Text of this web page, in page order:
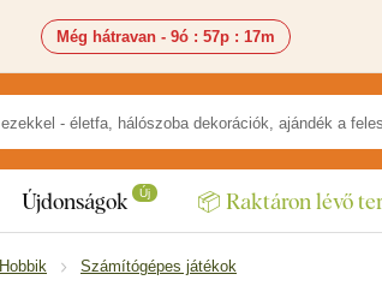
Még hátravan - 9ó : 57p : 16m
Újdonságok Új 📦 Raktáron lévő
Hobbik Számítógépes játékok